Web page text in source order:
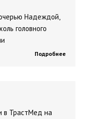
Надеждой,
головного
Подробнее
в ТрастМед на